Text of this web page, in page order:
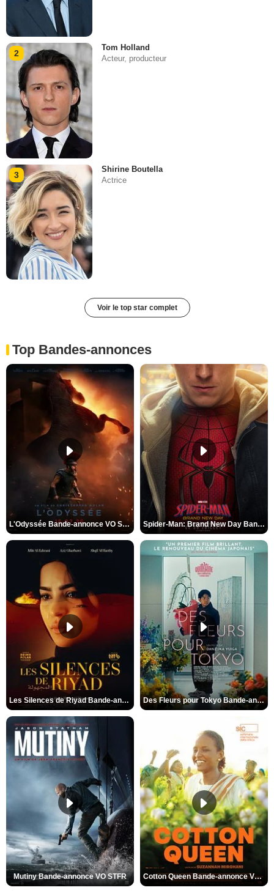
2
Tom Holland
Acteur, producteur
3
Shirine Boutella
Actrice
Voir le top star complet
Top Bandes-annonces
L'Odyssée Bande-annonce VO STFR Spider-Man: Brand New Day Bande-annonce VO STFR
Les Silences de Riyad Bande-annonce VO STFR Des Fleurs pour Tokyo Bande-annonce VO STFR
Mutiny Bande-annonce VO STFR Cotton Queen Bande-annonce VO STFR